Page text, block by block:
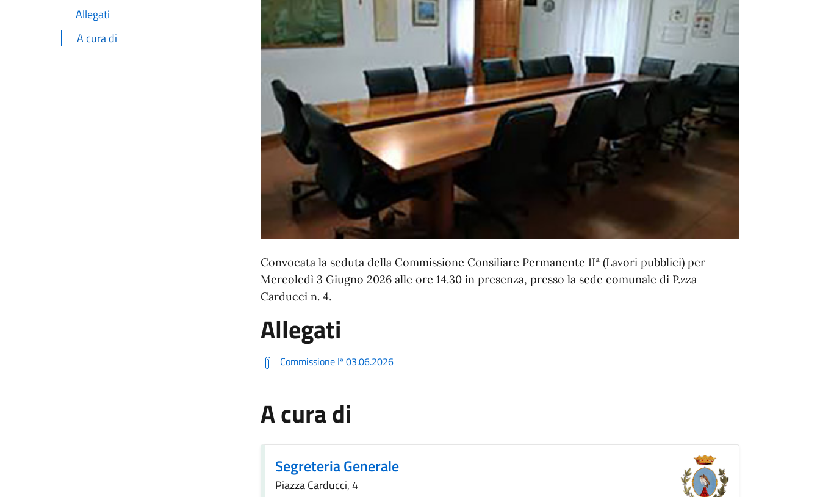
Allegati
A cura di
Convocata la seduta della Commissione Consiliare Permanente IIª (Lavori pubblici) per
Mercoledì 3 Giugno 2026 alle ore 14.30 in presenza, presso la sede comunale di P.zza
Carducci n. 4.
Allegati
Commissione Iª 03.06.2026
A cura di
Segreteria Generale
Piazza Carducci, 4